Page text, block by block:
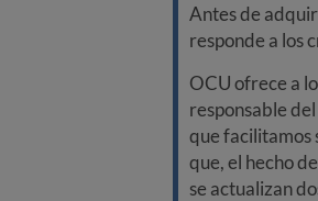
Antes de
responde a los
OCU ofrece a
responsable
que facilitamos
que, el hecho
se actualizan